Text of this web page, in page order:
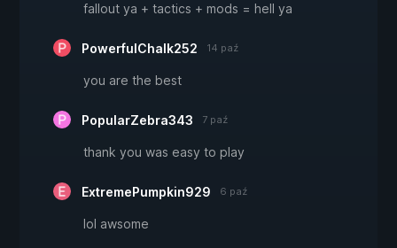
fallout ya + tactics + mods = hell ya
PowerfulChalk252 14 paź
you are the best
PopularZebra343 7 paź
thank you was easy to play
ExtremePumpkin929 6 paź
lol awsome